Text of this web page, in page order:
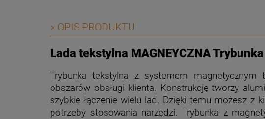
» OPIS PRODUKTU
Lada tekstylna MAGNEYCZNA
Trybunka tekstylna z systemem
obszarów obsługi klienta. Konstrukcję tworzy
szybkie łączenie wielu lad. Dzięki temu możesz z
potrzeby stosowania narzędzi. Trybunka z